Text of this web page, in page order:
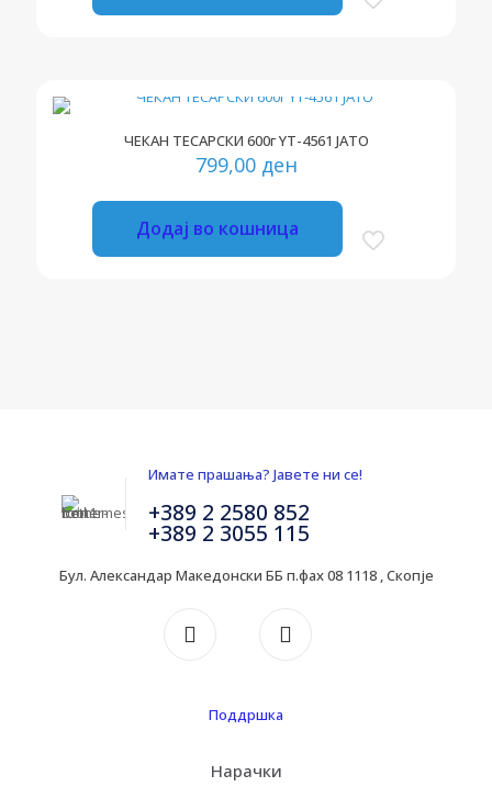
ЧЕКАН ТЕСАРСКИ 600г YT-4561 ЈАТО
799,00 ден
Додај во кошница
Имате прашања? Јавете ни се!
+389 2 2580 852
+389 2 3055 115
Бул. Александар Македонски ББ п.фах 08 1118 , Скопје
Поддршка
Нарачки